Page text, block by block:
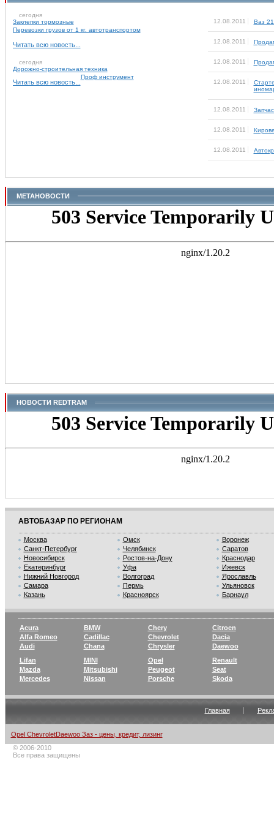
сегодня
Заклепки тормозные
Перевозки грузов от 1 кг. автотранспортом
Читать всю новость...
сегодня
Дорожно-строительная техника
Проф инструмент
Читать всю новость...
12.08.2011 Ваз
12.08.2011
12.08.2011
12.08.2011
12.08.2011
12.08.2011
12.08.2011
МЕТАНОВОСТИ
НОВОСТИ REDTRAM
АВТОБАЗАР ПО РЕГИОНАМ
Москва
Санкт-Петербург
Новосибирск
Екатеринбург
Нижний Новгород
Самара
Казань
Омск
Челябинск
Ростов-на-Дону
Уфа
Волгоград
Пермь
Красноярск
Воронеж
Саратов
Краснодар
Ижевск
Ярославль
Ульяновск
Барнаул
Acura
Alfa Romeo
Audi
BMW
Cadillac
Chana
Chery
Chevrolet
Chrysler
Citroen
Dacia
Daewoo
Lifan
Mazda
Mercedes
MINI
Mitsubishi
Nissan
Opel
Peugeot
Porsche
Renault
Seat
Skoda
Главная
Opel ChevroletDaewoo Заз - цены, кредит, лизинг
© 2006-2010
Все права защищены